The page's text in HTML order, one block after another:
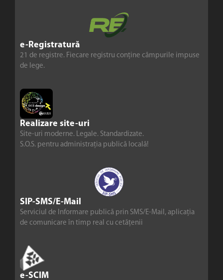
e-Registratură
21 de registre. Fiecare registru conține câmpurile impuse
de lege.
Realizare site-uri
Site-uri moderne. Legale. Standardizate.
S.O.S. pentru administrația publică locală!
SIP-SMS/E-Mail
Serviciul de Informare publică prin SMS/E-Mail, aplicația
de comunicare în timp real cu cetățenii
e-SCIM